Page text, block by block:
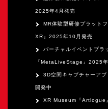
2025年4月発売
MR体験型研修プラット
XR』2025年10月発売
バーチャルイベントプラ
『MetaLiveStage』2025
3D空間キャプチャーアプ
開発中
XR Museum『Artlogue